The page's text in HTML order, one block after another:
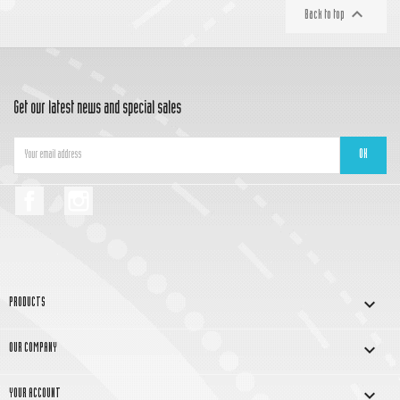
Back to top 
Get our latest news and special sales
PRODUCTS 
OUR COMPANY 
YOUR ACCOUNT 